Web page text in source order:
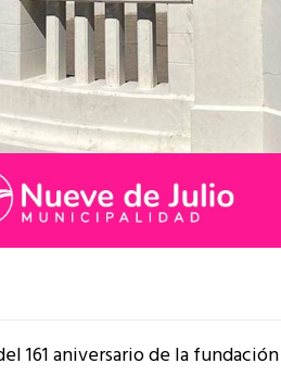
161 aniversario de la